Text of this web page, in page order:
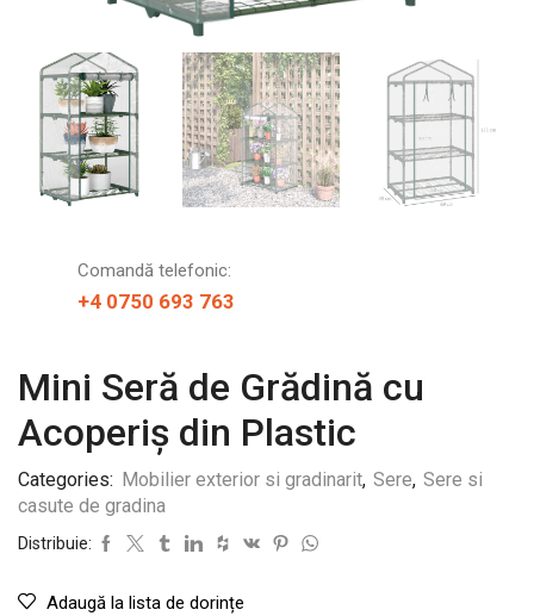
Comandă telefonic:
+4 0750 693 763
Mini Seră de Grădină cu
Acoperiș din Plastic
Categories: Mobilier exterior si gradinarit, Sere, Sere si
casute de gradina
Distribuie:
Adaugă la lista de dorințe